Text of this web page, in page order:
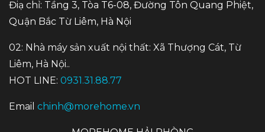
Điạ chỉ: Tầng 3, Tòa T6-08, Đường Tôn Quang Phiệt,
Quận Bắc Từ Liêm, Hà Nội
02: Nhà máy sản xuất nội thất: Xã Thượng Cát, Từ
Liêm, Hà Nội..
HOT LINE: 0931.31.88.77
Email chinh@morehome.vn